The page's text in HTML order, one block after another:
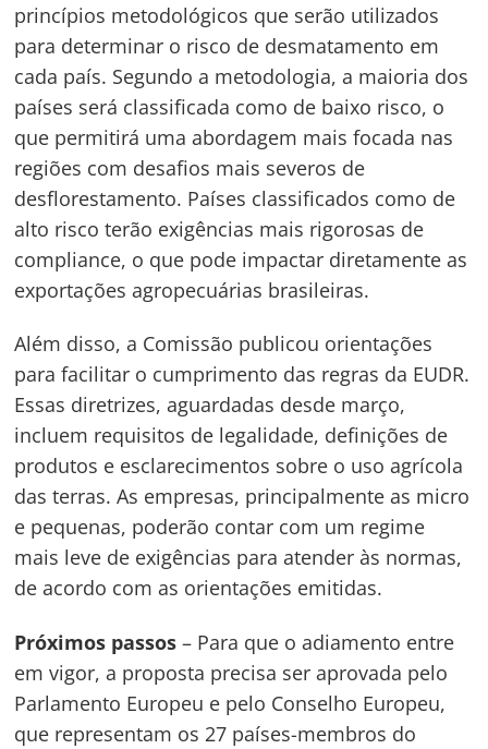
princípios metodológicos que serão utilizados
para determinar o risco de desmatamento em
cada país. Segundo a metodologia, a maioria dos
países será classificada como de baixo risco, o
que permitirá uma abordagem mais focada nas
regiões com desafios mais severos de
desflorestamento. Países classificados como de
alto risco terão exigências mais rigorosas de
compliance, o que pode impactar diretamente as
exportações agropecuárias brasileiras.
Além disso, a Comissão publicou orientações
para facilitar o cumprimento das regras da EUDR.
Essas diretrizes, aguardadas desde março,
incluem requisitos de legalidade, definições de
produtos e esclarecimentos sobre o uso agrícola
das terras. As empresas, principalmente as micro
e pequenas, poderão contar com um regime
mais leve de exigências para atender às normas,
de acordo com as orientações emitidas.
Próximos passos – Para que o adiamento entre
em vigor, a proposta precisa ser aprovada pelo
Parlamento Europeu e pelo Conselho Europeu,
que representam os 27 países-membros do